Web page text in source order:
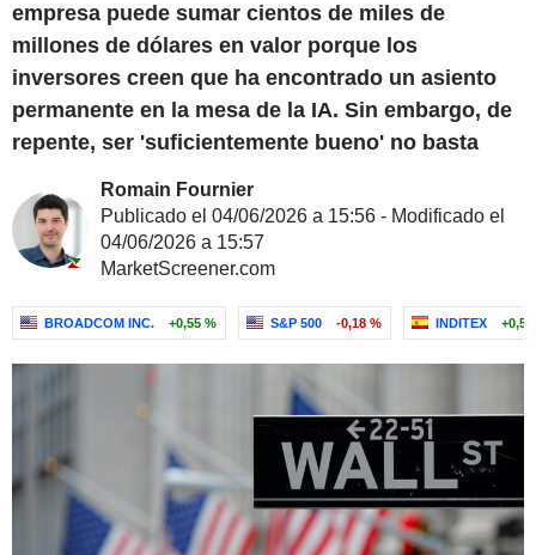
empresa puede sumar cientos de miles de
millones de dólares en valor porque los
inversores creen que ha encontrado un asiento
permanente en la mesa de la IA. Sin embargo, de
repente, ser 'suficientemente bueno' no basta
Romain Fournier
Publicado el 04/06/2026 a 15:56 - Modificado el
04/06/2026 a 15:57
MarketScreener.com
BROADCOM INC. +0,55 % S&P 500 -0,18 % INDITEX